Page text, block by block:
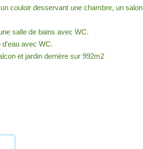
couloir desservant une chambre, un salon
salle de bains avec WC.
d'eau avec WC.
et jardin derrière sur 992m2